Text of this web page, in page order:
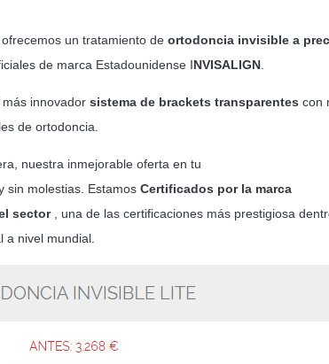
ofrecemos un tratamiento de ortodoncia invisible a
de marca Estadounidense INVISALIGN.
innovadorsistema de brackets transparentes con
de ortodoncia.
nuestra inmejorable oferta en tu
sin molestias. Estamos Certificados por la marca
sector, una de las certificaciones más prestigiosa
a nivel mundial.